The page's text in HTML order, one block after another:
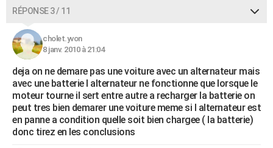
RÉPONSE 3 / 11
cholet.yvon
8 janv. 2010 à 21:04
deja on ne demare pas une voiture avec un alternateur mais
avec une batterie l alternateur ne fonctionne que lorsque le
moteur tourne il sert entre autre a recharger la batterie on
peut tres bien demarer une voiture meme si l alternateur est
en panne a condition quelle soit bien chargee ( la batterie)
donc tirez en les conclusions